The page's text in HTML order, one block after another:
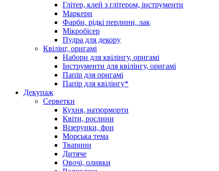
Глітер, клей з глітером, інструменти
Маркери
Фарби, рідкі перлини, лак
Мікробісер
Пудра для декору
Квілінг, оригамі
Набори для квілінгу, оригамі
Інструменти для квілінгу, оригамі
Папір для оригамі
Папір для квілінгу*
Декупаж
Серветки
Кухня, натюрморти
Квіти, рослини
Візерунки, фон
Морська тема
Тварини
Дитяче
Овочі, оливки